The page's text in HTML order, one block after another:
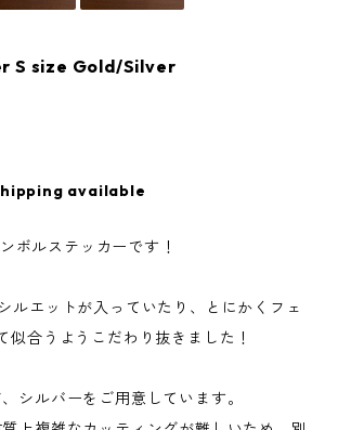
S size Gold/Silver
available
ボルステッカーです！
ルエットが入っていたり、とにかくフェ
似合うようこだわり抜きました！
シルバーをご用意しています。